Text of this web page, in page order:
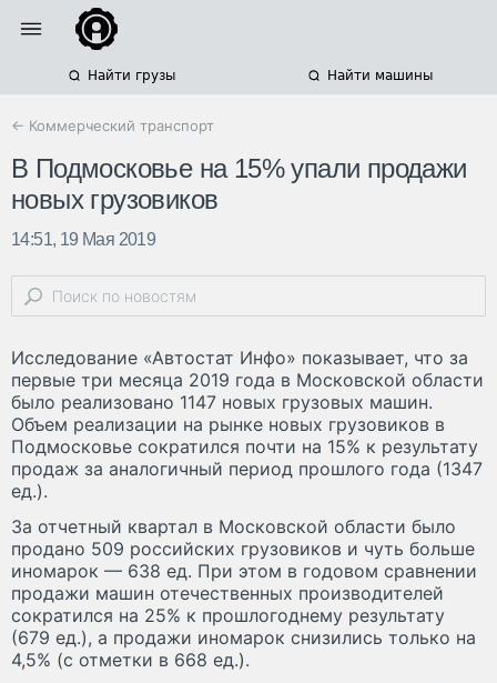
Найти грузы Найти машины
← Коммерческий транспорт
В Подмосковье на 15% упали продажи
новых грузовиков
14:51, 19 Мая 2019
Исследование «Автостат Инфо» показывает, что за
первые три месяца 2019 года в Московской области
было реализовано 1147 новых грузовых машин.
Объем реализации на рынке новых грузовиков в
Подмосковье сократился почти на 15% к результату
продаж за аналогичный период прошлого года (1347
ед.).
За отчетный квартал в Московской области было
продано 509 российских грузовиков и чуть больше
иномарок — 638 ед. При этом в годовом сравнении
продажи машин отечественных производителей
сократился на 25% к прошлогоднему результату
(679 ед.), а продажи иномарок снизились только на
4,5% (с отметки в 668 ед.).